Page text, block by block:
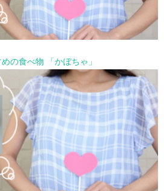
の食べ物 「かぼちゃ」